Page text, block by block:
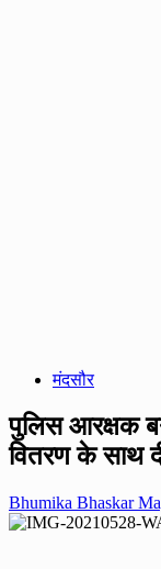
मंदसौर
पुलिस आरक्षक
वितरण के साथ
Bhumika Bhaskar